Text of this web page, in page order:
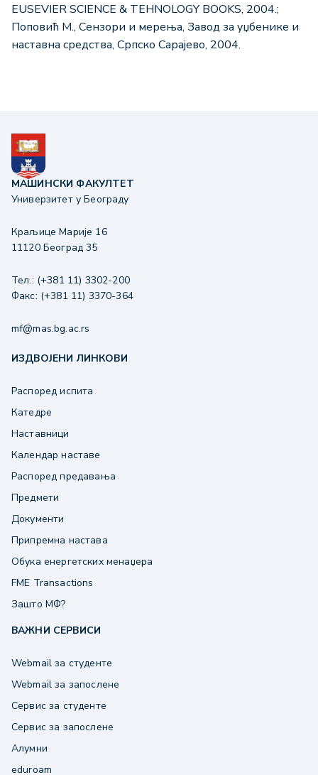
EUSEVIER SCIENCE & TEHNOLOGY BOOKS, 2004.;
Поповић М., Сензори и мерења, Завод за уџбенике и
наставна средства, Српско Сарајево, 2004.
МАШИНСКИ ФАКУЛТЕТ
Универзитет у Београду
Краљице Марије 16
11120 Београд 35
Тел.: (+381 11) 3302-200
Факс: (+381 11) 3370-364
mf@mas.bg.ac.rs
ИЗДВОЈЕНИ ЛИНКОВИ
Распоред испита
Катедре
Наставници
Календар наставе
Распоред предавања
Предмети
Документи
Припремна настава
Обука енергетских менаџера
FME Transactions
Зашто МФ?
ВАЖНИ СЕРВИСИ
Webmail за студенте
Webmail за запослене
Сервис за студенте
Сервис за запослене
Алумни
eduroam